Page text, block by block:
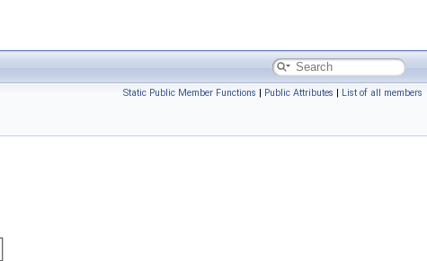
Static Public Member Functions | Public Attributes | List of all members